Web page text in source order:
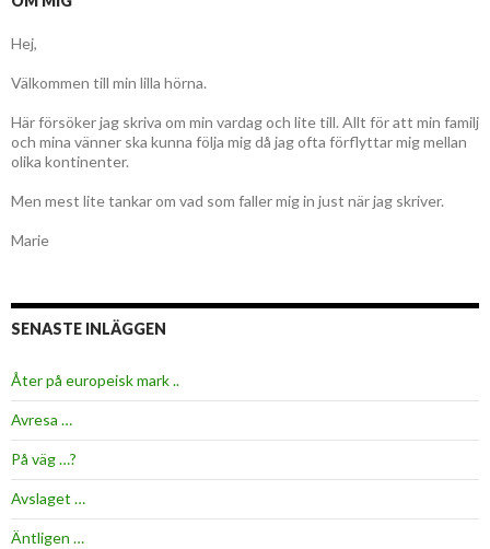
Hej,
Välkommen till min lilla hörna.
Här försöker jag skriva om min vardag och lite till. Allt för att min familj
och mina vänner ska kunna följa mig då jag ofta förflyttar mig mellan
olika kontinenter.
Men mest lite tankar om vad som faller mig in just när jag skriver.
Marie
SENASTE INLÄGGEN
Åter på europeisk mark ..
Avresa …
På väg …?
Avslaget …
Äntligen …